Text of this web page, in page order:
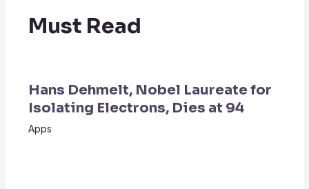
Must Read
Hans Dehmelt, Nobel Laureate for
Isolating Electrons, Dies at 94
Apps